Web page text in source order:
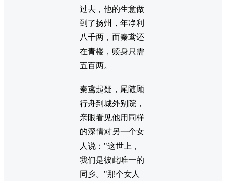
过去，他的生意做
到了扬州，年净利
八千两，而秦鸢还
在青楼，赎身只需
五百两。
秦鸢起疑，尾随顾
行舟到城外别院，
亲眼看见他用同样
的深情对另一个女
人说："这世上，
我们是彼此唯一的
同乡。"那个女人